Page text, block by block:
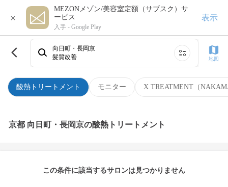
×
MEZONメゾン/美容室定額（サブスク）サ
ービス
入手 - Google Play
表示
酸熱トリートメント モニター X TREATMENT（
向日町・長岡京
髪質改善
地図
京都 向日町・長岡京の酸熱トリートメント
この条件に該当するサロンは見つかりません